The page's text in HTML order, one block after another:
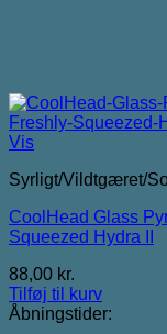
Vis
Syrligt/Vildtgæret/
CoolHead Glass
Squeezed Hydra II
88,00 kr.
Tilføj til kurv
Åbningstider: